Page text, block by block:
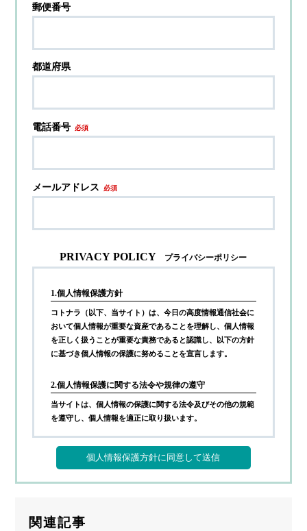
郵便番号
都道府県
電話番号 必須
メールアドレス 必須
PRIVACY POLICY プライバシーポリシー
1.個人情報保護方針
コトナラ（以下、当サイト）は、今日の高度情報通信社会に
おいて個人情報が重要な資産であることを理解し、個人情報
を正しく扱うことが重要な責務であると認識し、以下の方針
に基づき個人情報の保護に努めることを宣言します。
2.個人情報保護に関する法令や規律の遵守
当サイトは、個人情報の保護に関する法令及びその他の規範
を遵守し、個人情報を適正に取り扱います。
3.個人情報の取得
当サイトが個人情報を取得する際には、利用目的を明確化す
るよう努力し、お墓に関するご案内サービス(以下、本サー
す。
関連記事